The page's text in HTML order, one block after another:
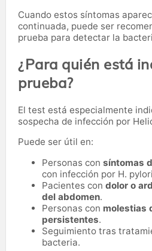
Cuando estos síntomas
continuada, puede ser
prueba para detectar la
¿Para quién está
prueba?
El test está especialmente
sospecha de infección por
Puede ser útil en:
Personas con síntomas
con infección por H.
Pacientes con dolor o
del abdomen.
Personas con molestias
persistentes.
Seguimiento tras
bacteria.